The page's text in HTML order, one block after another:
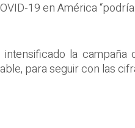
19 en América
intensificado la
para seguir con las